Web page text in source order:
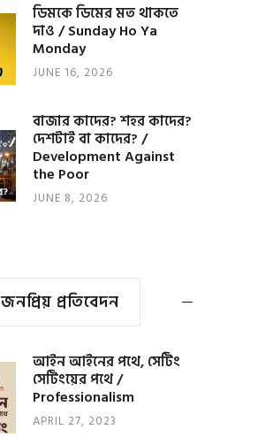
ডিমকে ডিমের মত থাকতে
দাও / Sunday Ho Ya
Monday
JUNE 16, 2026
বাজার কাদের? শহর কাদের?
দেশটাই বা কাদের? /
Development Against
the Poor
JUNE 8, 2026
জনপ্রিয় প্রতিবেদন
আইন আইনের পথে, সেটিং
সেটিংয়ের পথে /
Professionalism
APRIL 27, 2023